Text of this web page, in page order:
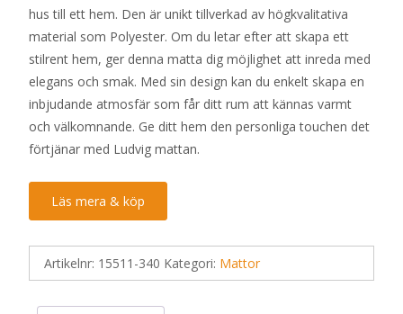
hus till ett hem. Den är unikt tillverkad av högkvalitativa
material som Polyester. Om du letar efter att skapa ett
stilrent hem, ger denna matta dig möjlighet att inreda med
elegans och smak. Med sin design kan du enkelt skapa en
inbjudande atmosfär som får ditt rum att kännas varmt
och välkomnande. Ge ditt hem den personliga touchen det
förtjänar med Ludvig mattan.
Läs mera & köp
Artikelnr: 15511-340 Kategori: Mattor